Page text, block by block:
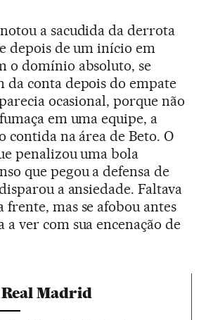
a sacudida da derrota
depois de um início em
o domínio absoluto, se
da conta depois do empate
ocasional, porque não
em uma equipe, a
contida na área de Beto. O
penalizou uma bola
que pegou a defensa de
a ansiedade. Faltava
mas se afobou antes
a ver com sua encenação de
Real Madrid